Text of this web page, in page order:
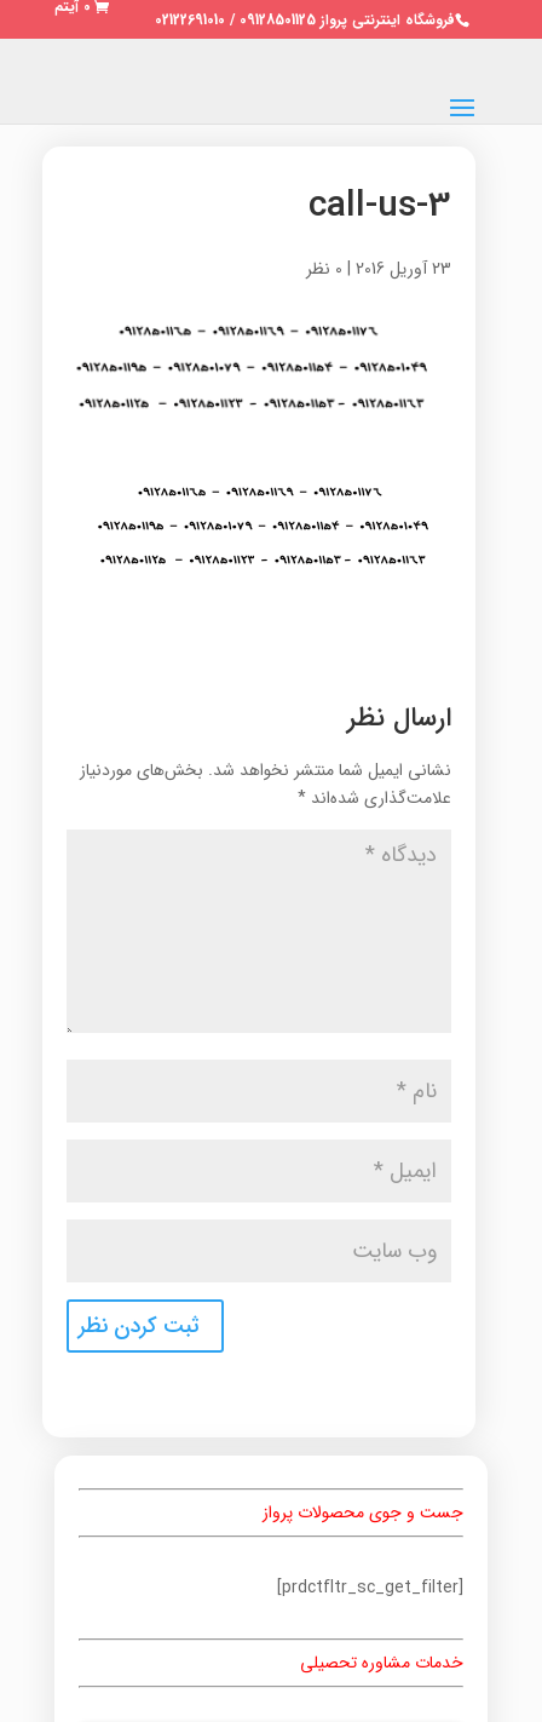
فروشگاه اینترنتی پرواز 09128501125 / 02122691010
0 آیتم
call-us-3
23 آوریل 2016 | 0 نظر
ارسال نظر
نشانی ایمیل شما منتشر نخواهد شد. بخش‌های موردنیاز
علامت‌گذاری شده‌اند *
جست و جوی محصولات پرواز
[prdctfltr_sc_get_filter]
خدمات مشاوره تحصیلی